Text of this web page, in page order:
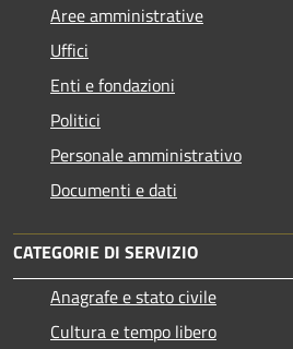
Aree amministrative
Uffici
Enti e fondazioni
Politici
Personale amministrativo
Documenti e dati
CATEGORIE DI SERVIZIO
Anagrafe e stato civile
Cultura e tempo libero